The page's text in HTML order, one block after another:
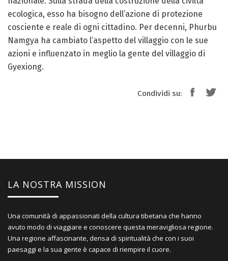
ecologica, esso ha bisogno dell’azione di protezione
cosciente e reale di ogni cittadino. Per decenni, Phurbu
Namgya ha cambiato l’aspetto del villaggio con le sue
azioni e influenzato in meglio la gente del villaggio di
Gyexiong.
Condividi su:
LA NOSTRA MISSION
Una comunità di appassionati della cultura tibetana che hanno
avuto modo di viaggiare e conoscere questa meravigliosa regione.
Una regione affascinante, densa di spiritualità che con i suoi
paesaggi e la sua gente è capace di riempire il cuore.